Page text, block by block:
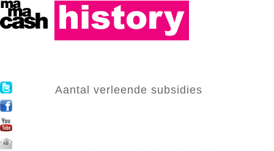
Aantal verleende subsidies